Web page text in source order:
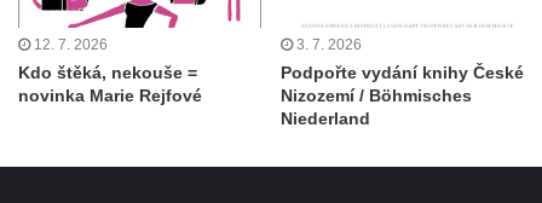
12. 7. 2026
Kdo štěká, nekouše =
novinka Marie Rejfové
3. 7. 2026
Podpořte vydání knihy České
Nizozemí / Böhmisches
Niederland